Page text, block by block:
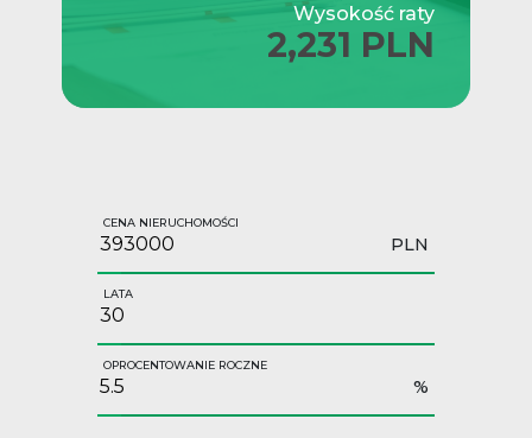
Wysokość raty
2,231 PLN
CENA NIERUCHOMOŚCI
PLN
LATA
OPROCENTOWANIE ROCZNE
%